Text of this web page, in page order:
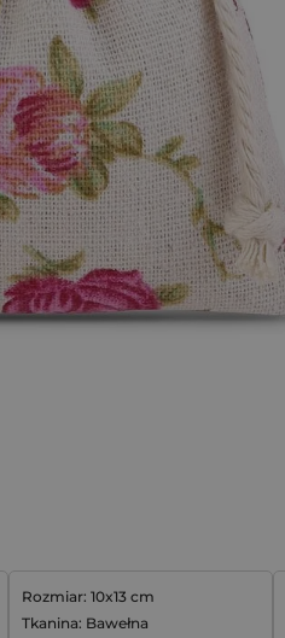
Rozmiar: 10x13 cm
Tkanina: Bawełna